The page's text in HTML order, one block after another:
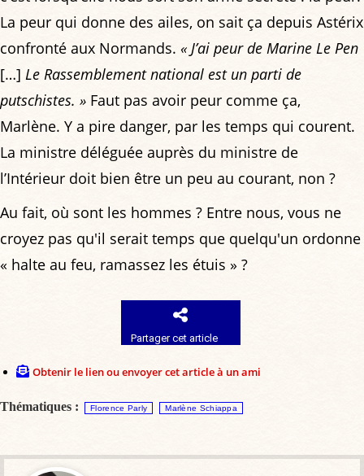
La peur qui donne des ailes, on sait ça depuis Astérix
confronté aux Normands. « J’ai peur de Marine Le Pen
[…] Le Rassemblement national est un parti de
putschistes. » Faut pas avoir peur comme ça,
Marlène. Y a pire danger, par les temps qui courent.
La ministre déléguée auprès du ministre de
l’Intérieur doit bien être un peu au courant, non ?
Au fait, où sont les hommes ? Entre nous, vous ne
croyez pas qu'il serait temps que quelqu'un ordonne
« halte au feu, ramassez les étuis » ?
Partager cet article
Obtenir le lien ou envoyer cet article à un ami
Thématiques : Florence Parly Marlène Schiappa